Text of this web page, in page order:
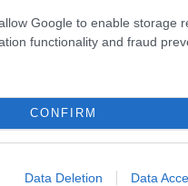
Google to enable storage
functionality and fraud
CONFIRM
Data Deletion Data
Sebestyén
árfolyamesés